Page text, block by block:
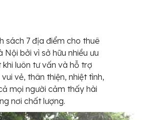
sách 7 địa điểm cho thuê
bởi vì sở hữu nhiều ưu
luôn tư vấn và hỗ trợ
vẻ, thân thiện, nhiệt tình,
mọi người cảm thấy hài
nơi chất lượng.